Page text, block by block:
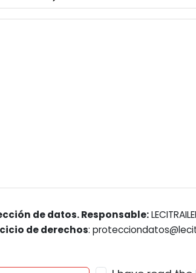
de datos. Responsable:
de derechos: